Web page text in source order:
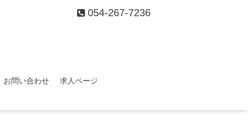
054-267-7236
お問い合わせ 求人ページ